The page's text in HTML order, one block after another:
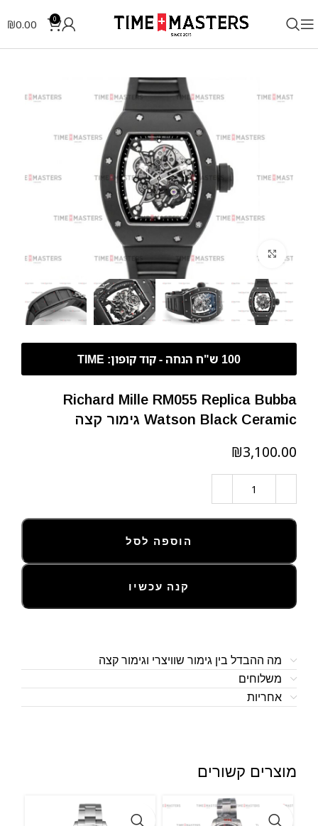
0
₪0.00
לחצו להגדלה
Richard Mille RM055 Replica Bubba
Watson Black Ceramic גימור קצה
₪
הוספה לסל
קנה עכשיו
מה ההבדל בין גימור שוויצרי וגימור קצה
משלוחים
אחריות
מוצרים קשורים